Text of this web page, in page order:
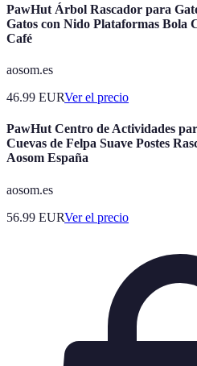
PawHut Árbol Rascador para
Gatos con Nido Plataformas Bola
Café
aosom.es
46.99 EURVer el precio
PawHut Centro de Actividades
Cuevas de Felpa Suave Postes
Aosom España
aosom.es
56.99 EURVer el precio